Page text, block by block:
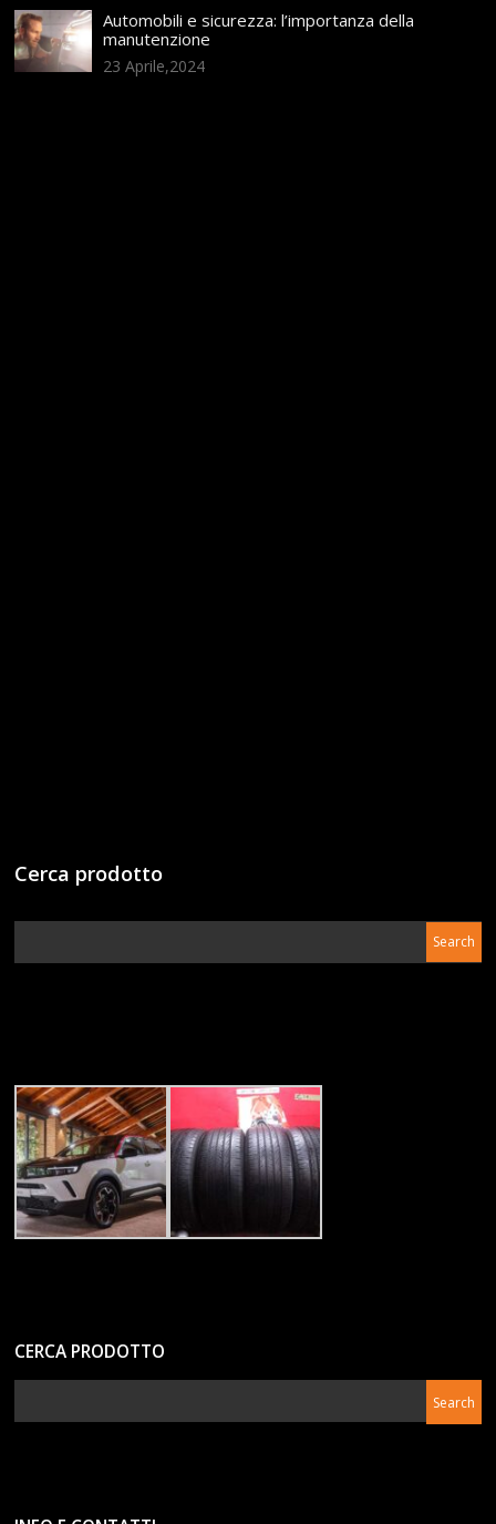
Automobili e sicurezza: l’importanza della
manutenzione
23 Aprile,2024
Cerca prodotto
CERCA PRODOTTO